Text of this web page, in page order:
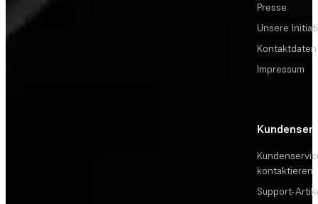
Presse
Unsere
Kontaktdaten
Impressum
kontaktieren
Support-